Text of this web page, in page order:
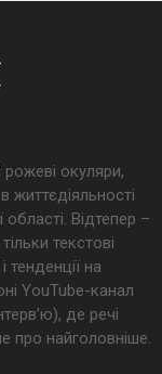
окуляри,
Відтепер –
текстові
тенденції на
YouTube-канал
де речі
про найголовніше.